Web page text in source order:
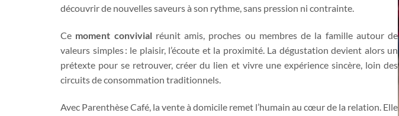
découvrir de nouvelles saveurs à son rythme, sans pression ni contrainte.
Ce moment convivialréunit amis, proches ou membres de la famille autour de
valeurs simples : le plaisir, l’écoute et la proximité. La dégustation devient alors un
prétexte pour se retrouver, créer du lien et vivre une expérience sincère, loin des
circuits de consommation traditionnels.
Avec Parenthèse Café, la vente à domicile remet l’humain au cœur de la relation. Elle